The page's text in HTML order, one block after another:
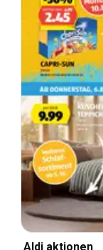
Aldi aktionen